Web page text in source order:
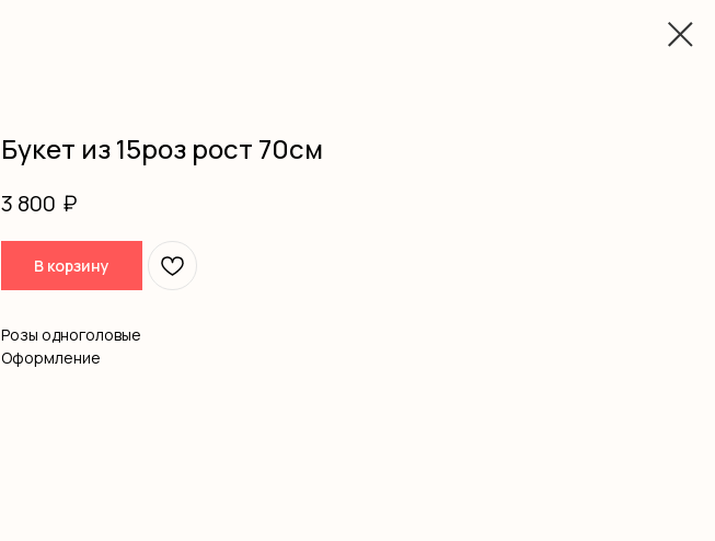
Букет из 15роз рост 70см
3 800 ₽
В корзину
Розы одноголовые
Оформление